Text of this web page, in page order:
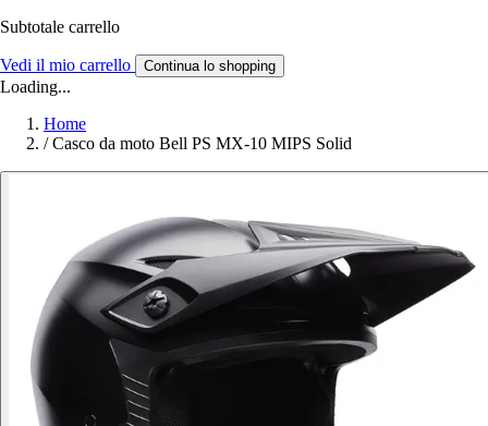
Subtotale carrello
Vedi il mio carrello Continua lo shopping
Loading...
Home
/ Casco da moto Bell PS MX-10 MIPS Solid